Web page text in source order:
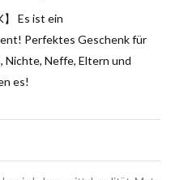
】 Es ist ein
Perfektes Geschenk für
Nichte, Neffe, Eltern und
es!